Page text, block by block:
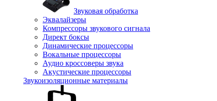
Звуковая обработка
Эквалайзеры
Компрессоры звукового сигнала
Директ боксы
Динамические процессоры
Вокальные процессоры
Аудио кроссоверы звука
Акустические процессоры
Звукоизоляционные материалы